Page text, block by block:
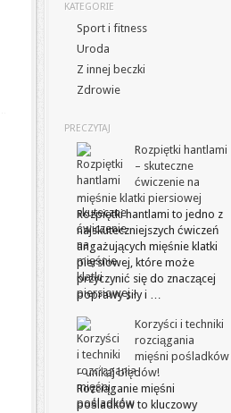
KATEGORIE
Sport i fitness
Uroda
Z innej beczki
Zdrowie
PRECZYTAJ
Rozpiętki hantlami
– skuteczne
ćwiczenie na
mięśnie klatki piersiowej
Rozpiętki hantlami to jedno z
najskuteczniejszych ćwiczeń
angażujących mięśnie klatki
piersiowej, które może
przyczynić się do znaczącej
poprawy siły i …
Korzyści i techniki
rozciągania
mięśni pośladków
– unikaj błędów!
Rozciąganie mięśni
pośladków to kluczowy